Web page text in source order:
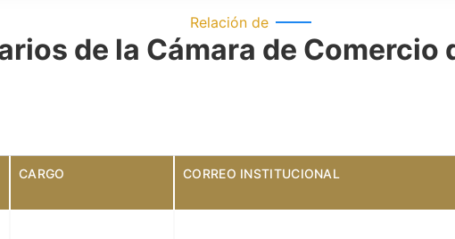
Relación de
de la Cámara de Comercio
CARGO CORREO INSTITUCIONAL